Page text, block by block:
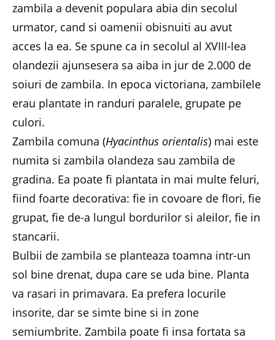
zambila a devenit populara abia din secolul
urmator, cand si oamenii obisnuiti au avut
acces la ea. Se spune ca in secolul al XVIII-lea
olandezii ajunsesera sa aiba in jur de 2.000 de
soiuri de zambila. In epoca victoriana, zambilele
erau plantate in randuri paralele, grupate pe
culori.
Zambila comuna (Hyacinthus orientalis) mai este
numita si zambila olandeza sau zambila de
gradina. Ea poate fi plantata in mai multe feluri,
fiind foarte decorativa: fie in covoare de flori, fie
grupat, fie de-a lungul bordurilor si aleilor, fie in
stancarii.
Bulbii de zambila se planteaza toamna intr-un
sol bine drenat, dupa care se uda bine. Planta
va rasari in primavara. Ea prefera locurile
insorite, dar se simte bine si in zone
semiumbrite. Zambila poate fi insa fortata sa